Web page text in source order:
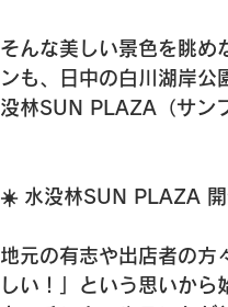
そんな美しい景色を眺め
ンも、日中の白川湖岸公
没林SUN PLAZA（サン
☀️ 水没林SUN PLAZA 開
地元の有志や出店者の方
しい！」という思いから